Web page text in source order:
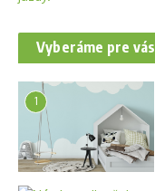
Vyberáme pre vás
1